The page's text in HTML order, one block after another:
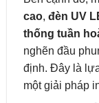
cao, đèn UV
thống tuần
nghẽn đầu
định. Đây là
một giải pháp